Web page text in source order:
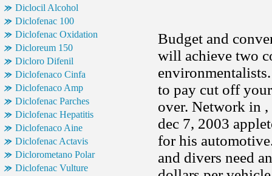
Diclocil Alcohol
Diclofenac 100
Diclofenac Oxidation
Dicloreum 150
Dicloro Difenil
Diclofenaco Cinfa
Diclofenaco Amp
Diclofenac Parches
Diclofenac Hepatitis
Diclofenaco Aine
Diclofenac Actavis
Diclorometano Polar
Diclofenac Vulture
Budget and
will achieve two
to pay cut off
over. Network in ,
dec 7, 2003
for his
and divers need